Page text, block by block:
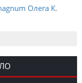
Олега К.
і синиця як
й тактики